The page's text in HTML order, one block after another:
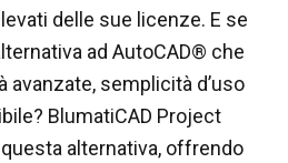
delle sue licenze. E se
ad AutoCAD® che
avanzate, semplicità d’uso
BlumatiCAD Project
alternativa, offrendo